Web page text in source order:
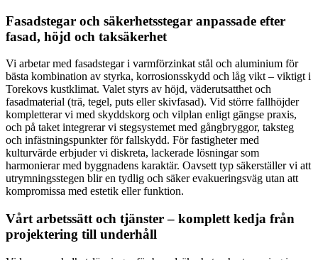
Fasadstegar och säkerhetsstegar anpassade efter
fasad, höjd och taksäkerhet
Vi arbetar med fasadstegar i varmförzinkat stål och aluminium för
bästa kombination av styrka, korrosionsskydd och låg vikt – viktigt i
Torekovs kustklimat. Valet styrs av höjd, väderutsatthet och
fasadmaterial (trä, tegel, puts eller skivfasad). Vid större fallhöjder
kompletterar vi med skyddskorg och vilplan enligt gängse praxis,
och på taket integrerar vi stegsystemet med gångbryggor, taksteg
och infästningspunkter för fallskydd. För fastigheter med
kulturvärde erbjuder vi diskreta, lackerade lösningar som
harmonierar med byggnadens karaktär. Oavsett typ säkerställer vi att
utrymningsstegen blir en tydlig och säker evakueringsväg utan att
kompromissa med estetik eller funktion.
Vårt arbetssätt och tjänster – komplett kedja från
projektering till underhåll